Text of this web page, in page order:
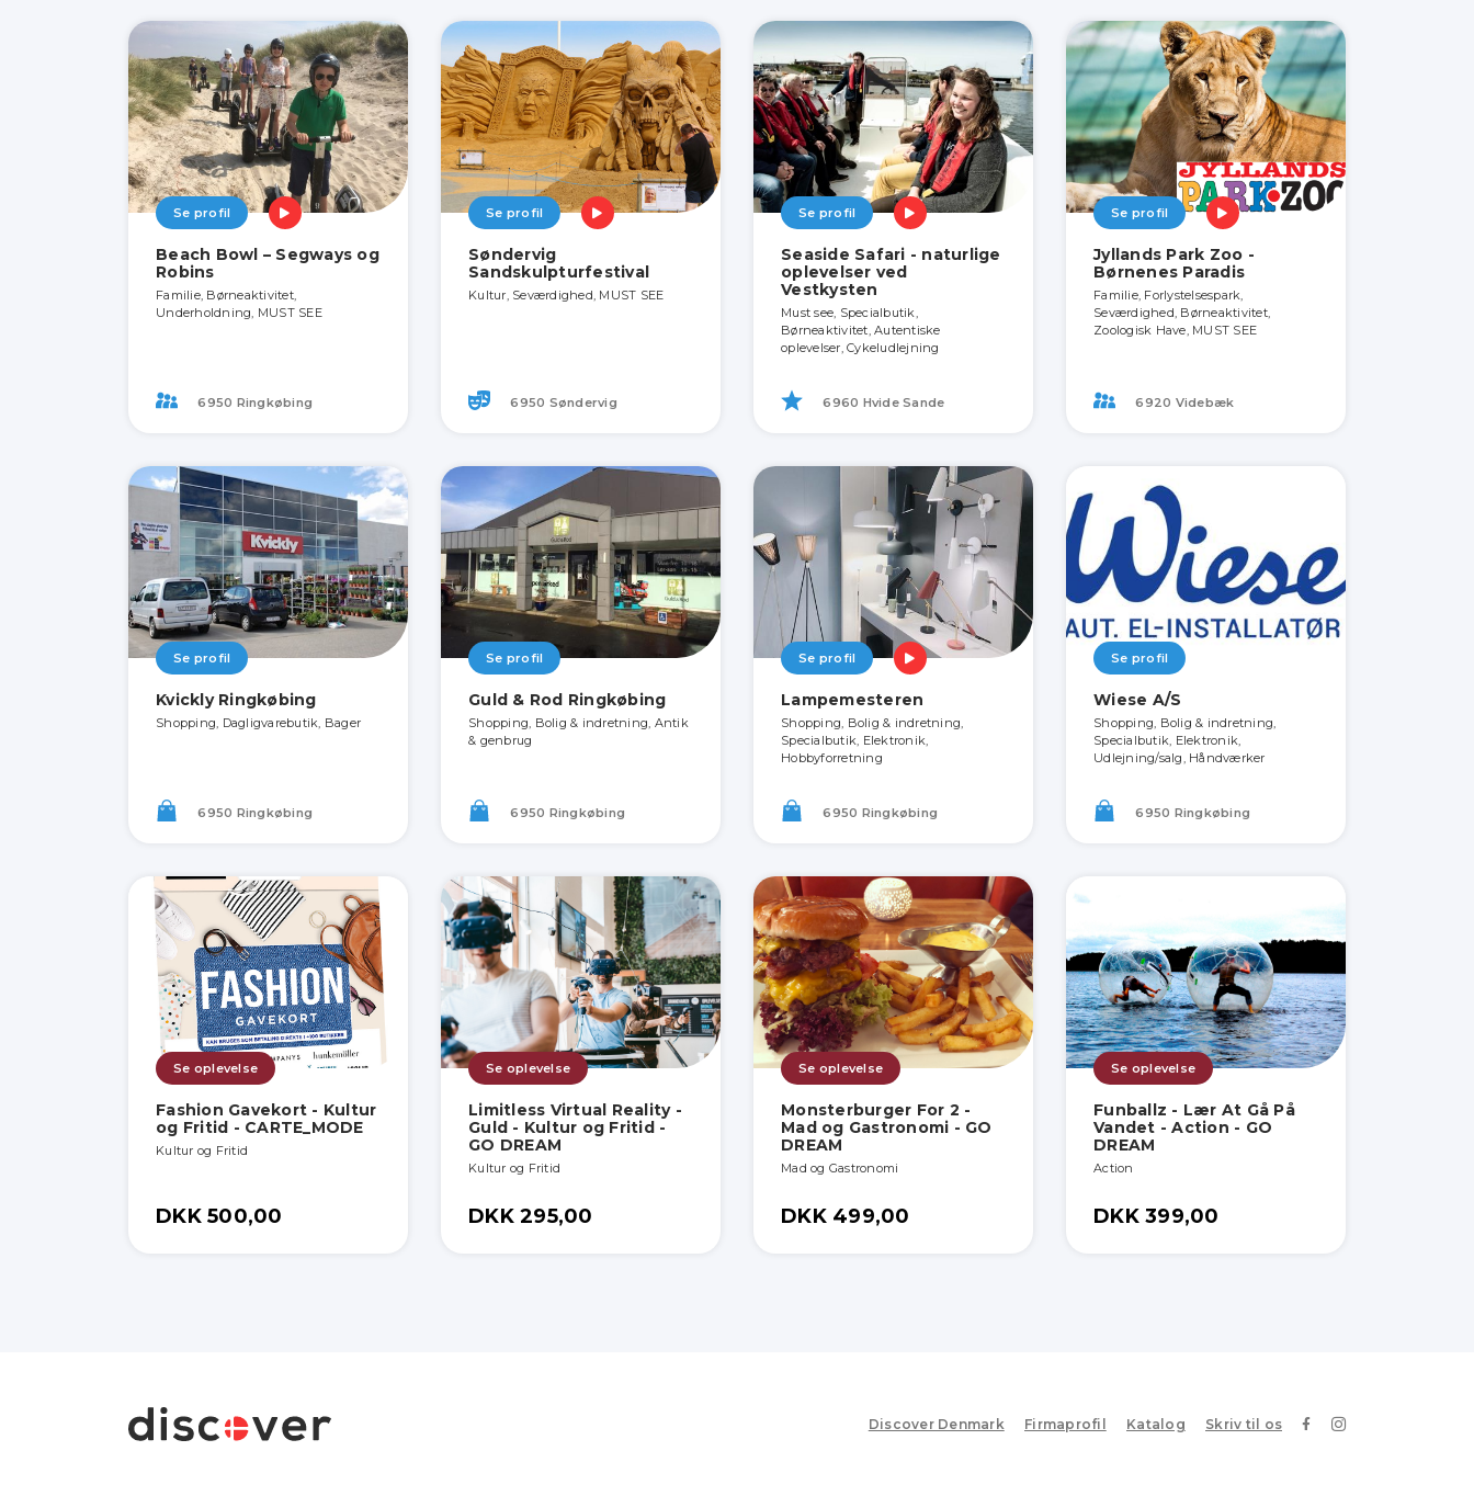
Se profil
Beach Bowl – Segways og
Robins
Familie, Børneaktivitet,
Underholdning, MUST SEE
6950 Ringkøbing
Se profil
Søndervig
Sandskulpturfestival
Kultur, Seværdighed, MUST SEE
6950 Søndervig
Se profil
Seaside Safari - naturlige
oplevelser ved
Vestkysten
Must see, Specialbutik,
Børneaktivitet, Autentiske
oplevelser, Cykeludlejning
6960 Hvide Sande
Se profil
Jyllands Park Zoo -
Børnenes Paradis
Familie, Forlystelsespark,
Seværdighed, Børneaktivitet,
Zoologisk Have, MUST SEE
6920 Videbæk
Se profil
Kvickly Ringkøbing
Shopping, Dagligvarebutik, Bager
6950 Ringkøbing
Se profil
Guld & Rod Ringkøbing
Shopping, Bolig & indretning, Antik
& genbrug
6950 Ringkøbing
Se profil
Lampemesteren
Shopping, Bolig & indretning,
Specialbutik, Elektronik,
Hobbyforretning
6950 Ringkøbing
Se profil
Wiese A/S
Shopping, Bolig & indretning,
Specialbutik, Elektronik,
Udlejning/salg, Håndværker
6950 Ringkøbing
Se oplevelse
Fashion Gavekort - Kultur
og Fritid - CARTE_MODE
Kultur og Fritid
DKK 500,00
Se oplevelse
Limitless Virtual Reality -
Guld - Kultur og Fritid -
GO DREAM
Kultur og Fritid
DKK 295,00
Se oplevelse
Monsterburger For 2 -
Mad og Gastronomi - GO
DREAM
Mad og Gastronomi
DKK 499,00
Se oplevelse
Funballz - Lær At Gå På
Vandet - Action - GO
DREAM
Action
DKK 399,00
Discover Denmark Firmaprofil Katalog Skriv til os